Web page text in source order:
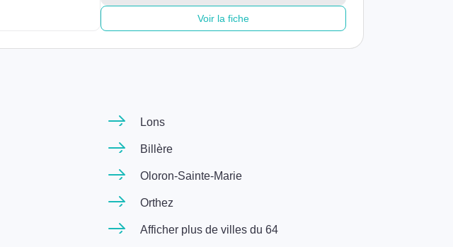
Voir la fiche
Lons
Billère
Oloron-Sainte-Marie
Orthez
Afficher plus de villes du 64